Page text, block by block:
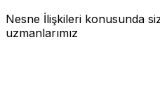
Nesne İlişkileri konusunda
uzmanlarımız